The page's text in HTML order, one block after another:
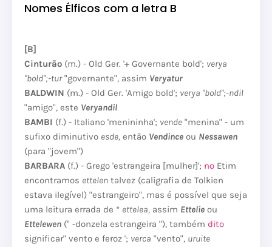
Nomes Élficos com a letra B
[B]
Cinturão (m.) - Old Ger. '+ Governante bold'; verya
"bold";-tur"governante", assim Veryatur
BALDWIN (m.) - Old Ger. 'Amigo bold'; verya "bold";-ndil
"amigo", este Veryandil
BAMBI (f.) - Italiano 'menininha'; vende "menina" - um
sufixo diminutivo esde, então Vendince ou Nessawen
(para "jovem")
BARBARA (f.) - Grego 'estrangeira [mulher]'; no Etim
encontramos ettelen talvez (caligrafia de Tolkien
estava ilegível) "estrangeiro", mas é possível que seja
uma leitura errada de * ettelea, assim Ettelie ou
Ettelewen (" -donzela estrangeira "), também dito
significar" vento e feroz '; verca "vento", uruite